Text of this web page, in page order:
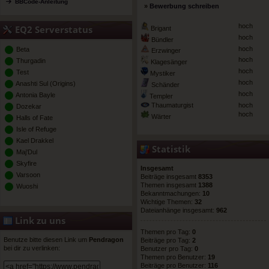
BBCode-Anleitung
EQ2 Serverstatus
Beta
Thurgadin
Test
Anashti Sul (Origins)
Antonia Bayle
Dozekar
Halls of Fate
Isle of Refuge
Kael Drakkel
Maj'Dul
Skyfire
Varsoon
Wuoshi
Link zu uns
Benutze bitte diesen Link um Pendragon
bei dir zu verlinken:
» Bewerbung schreiben
Brigant
hoch
Bündler
hoch
Erzwinger
hoch
Klagesänger
hoch
Mystiker
hoch
Schänder
hoch
Templer
hoch
Thaumaturgist
hoch
Wärter
hoch
Statistik
Insgesamt
Beiträge insgesamt 8353
Themen insgesamt 1388
Bekanntmachungen: 10
Wichtige Themen: 32
Dateianhänge insgesamt: 962
Themen pro Tag: 0
Beiträge pro Tag: 2
Benutzer pro Tag: 0
Themen pro Benutzer: 19
Beiträge pro Benutzer: 116